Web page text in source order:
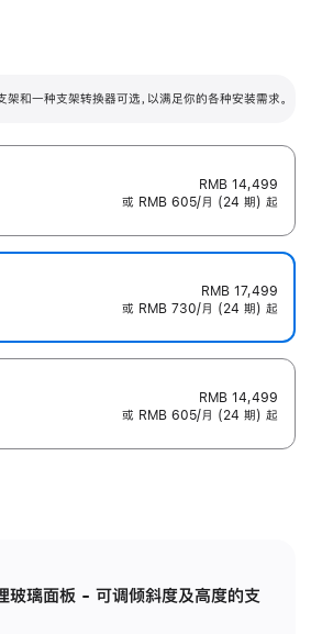
毫米的高度调节范围。
和一种支架转换器可选，以满足你的各种安装需求。
RMB 14,499
或 RMB 605/月 (24 期) 起
RMB 17,499
或 RMB 730/月 (24 期) 起
RMB 14,499
或 RMB 605/月 (24 期) 起
璃面板 - 可调倾斜度及高度的支